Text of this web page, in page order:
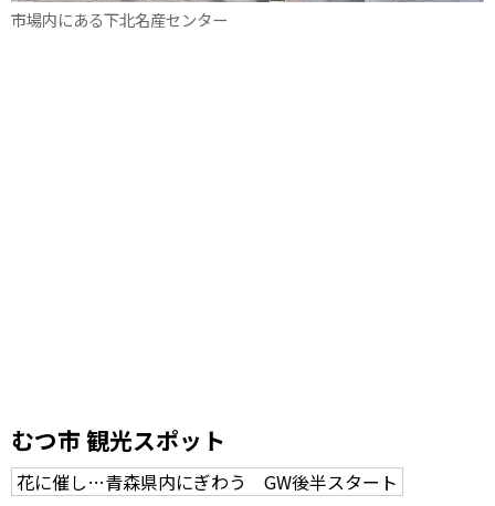
市場内にある下北名産センター
むつ市 観光スポット
花に催し…青森県内にぎわう GW後半スタート